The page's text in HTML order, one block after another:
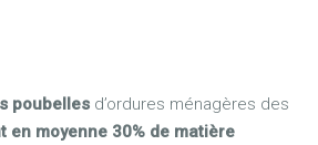
poubelles d’ordures ménagères des
en moyenne 30% de matière